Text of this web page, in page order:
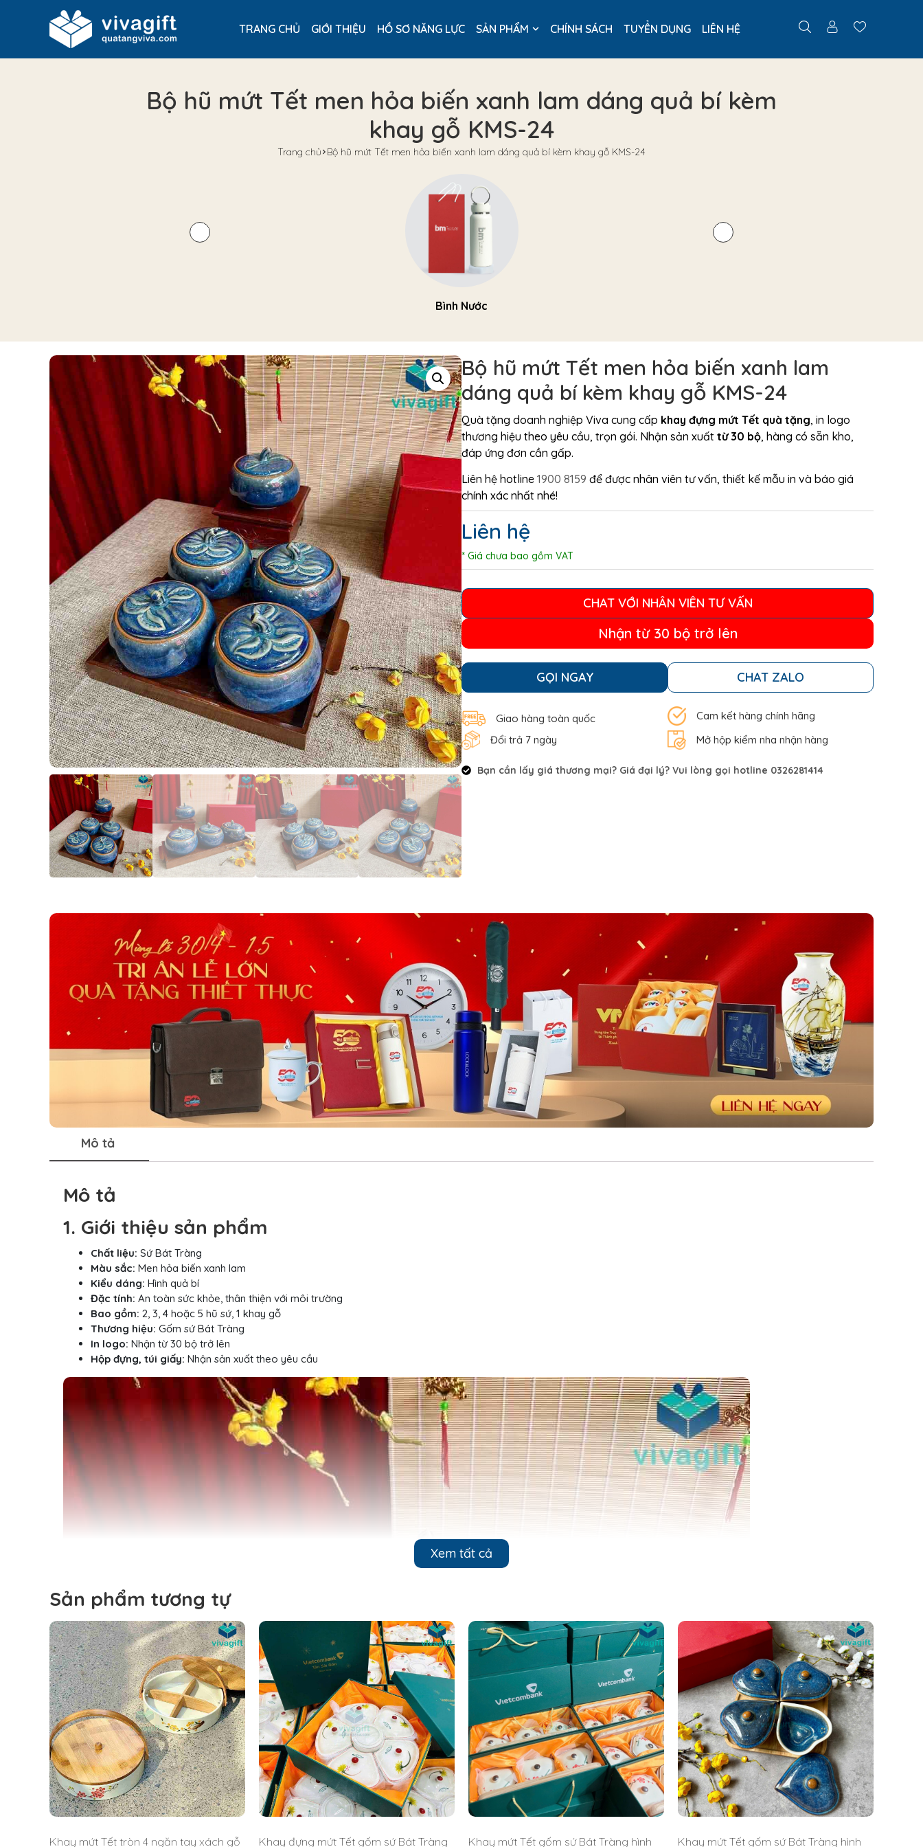
TRANG CHỦ GIỚI THIỆU HỒ SƠ NĂNG LỰC SẢN PHẨM CHÍNH SÁCH TUYỂN DỤNG LIÊN HỆ
Bộ hũ mứt Tết men hỏa biến xanh lam dáng quả bí kèm
khay gỗ KMS-24
Trang chủ Bộ hũ mứt Tết men hỏa biến xanh lam dáng quả bí kèm khay gỗ KMS-24
Bình Nước
Bộ hũ mứt Tết men hỏa biến xanh lam
dáng quả bí kèm khay gỗ KMS-24
Quà tặng doanh nghiệp Viva cung cấp khay đựng mứt Tết quà tặng, in logo
thương hiệu theo yêu cầu, trọn gói. Nhận sản xuất từ 30 bộ, hàng có sẵn kho,
đáp ứng đơn cần gấp.
Liên hệ hotline 1900 8159 để được nhân viên tư vấn, thiết kế mẫu in và báo giá
chính xác nhất nhé!
Liên hệ
* Giá chưa bao gồm VAT
CHAT VỚI NHÂN VIÊN TƯ VẤN
Nhận từ 30 bộ trở lên
GỌI NGAY CHAT ZALO
Giao hàng toàn quốc
Cam kết hàng chính hãng
Đổi trả 7 ngày
Mở hộp kiểm nha nhận hàng
Bạn cần lấy giá thương mại? Giá đại lý? Vui lòng gọi hotline 0326281414
Mô tả
Mô tả
1. Giới thiệu sản phẩm
Chất liệu: Sứ Bát Tràng
Màu sắc: Men hỏa biến xanh lam
Kiểu dáng: Hình quả bí
Đặc tính: An toàn sức khỏe, thân thiện với môi trường
Bao gồm: 2, 3, 4 hoặc 5 hũ sứ, 1 khay gỗ
Thương hiệu: Gốm sứ Bát Tràng
In logo: Nhận từ 30 bộ trở lên
Hộp đựng, túi giấy: Nhận sản xuất theo yêu cầu
Xem tất cả
Sản phẩm tương tự
Khay mứt Tết tròn 4 ngăn tay xách gỗ
Khay đựng mứt Tết gốm sứ Bát Tràng
Khay mứt Tết gốm sứ Bát Tràng hình
Khay mứt Tết gốm sứ Bát Tràng hình